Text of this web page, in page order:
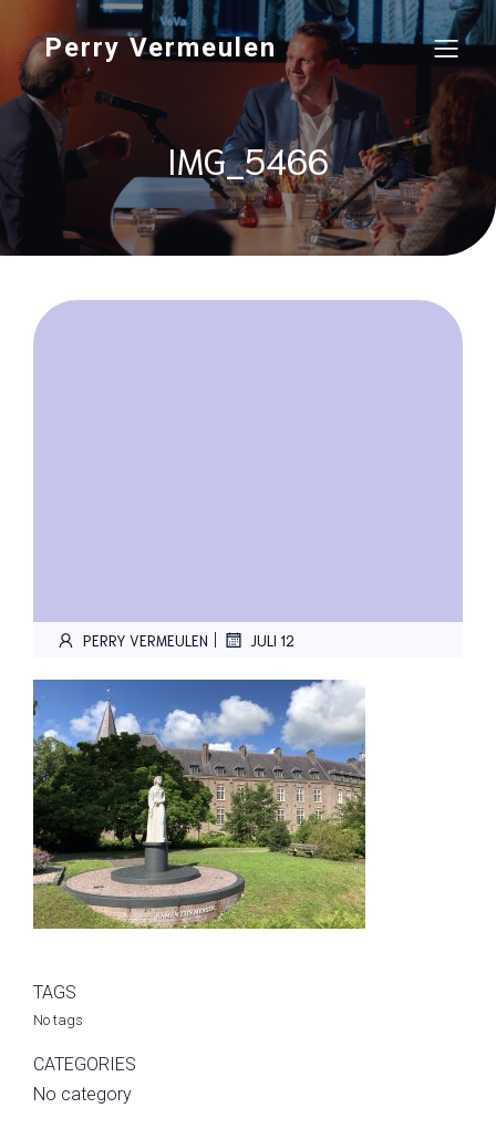
Perry Vermeulen
IMG_5466
PERRY VERMEULEN | JULI 12
TAGS
No tags
CATEGORIES
No category